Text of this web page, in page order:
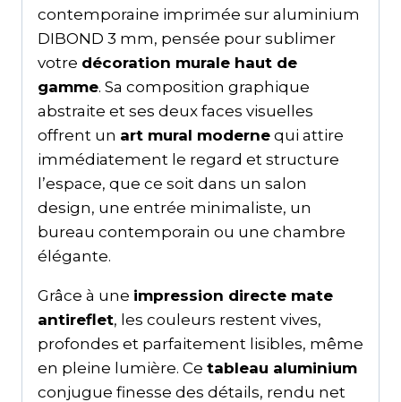
contemporaine imprimée sur aluminium
DIBOND 3 mm, pensée pour sublimer
votre décoration murale haut de
gamme. Sa composition graphique
abstraite et ses deux faces visuelles
offrent un art mural moderne qui attire
immédiatement le regard et structure
l’espace, que ce soit dans un salon
design, une entrée minimaliste, un
bureau contemporain ou une chambre
élégante.
Grâce à une impression directe mate
antireflet, les couleurs restent vives,
profondes et parfaitement lisibles, même
en pleine lumière. Ce tableau aluminium
conjugue finesse des détails, rendu net